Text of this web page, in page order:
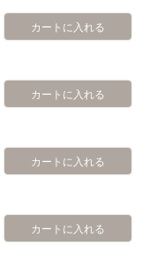
カートに入れる
カートに入れる
カートに入れる
カートに入れる